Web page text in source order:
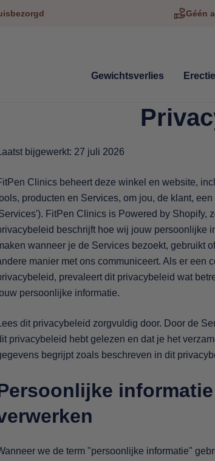
Géén
Gewichtsverlies
Laatst bijgewerkt: 27 juli 2026
Clinics beheert deze winkel en website,
producten en Services, om jou, de klant,
FitPen Clinics is Powered by Shopify,
beschrijft hoe wij jouw persoonlijke
wanneer je de Services bezoekt, gebruikt
manier met ons communiceert. Als er een
prevaleert dit privacybeleid wat
persoonlijke informatie.
Lees dit privacybeleid zorgvuldig door. Door de
privacybeleid hebt gelezen en dat je het
begrijpt zoals beschreven in dit
we de term "persoonlijke informatie"